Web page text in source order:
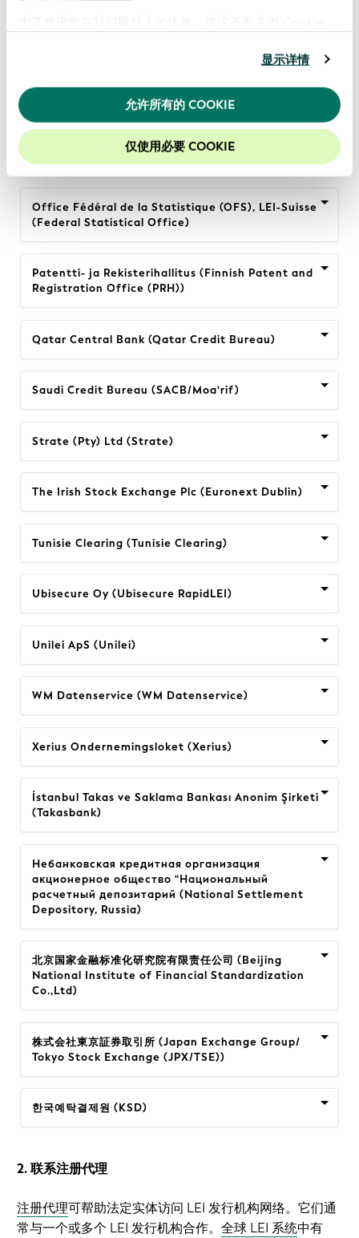
显示详情
允许所有的 COOKIE
仅使用必要 COOKIE
National Securities Depository Limited (National
Securities Depository Limited)
Nordic Legal Entity Identifier AB (NordLEI)
Office Fédéral de la Statistique (OFS), LEI-Suisse
(Federal Statistical Office)
Patentti- ja Rekisterihallitus (Finnish Patent and
Registration Office (PRH))
Qatar Central Bank (Qatar Credit Bureau)
Saudi Credit Bureau (SACB/Moa'rif)
Strate (Pty) Ltd (Strate)
The Irish Stock Exchange Plc (Euronext Dublin)
Tunisie Clearing (Tunisie Clearing)
Ubisecure Oy (Ubisecure RapidLEI)
Unilei ApS (Unilei)
WM Datenservice (WM Datenservice)
Xerius Ondernemingsloket (Xerius)
İstanbul Takas ve Saklama Bankası Anonim Şirketi
(Takasbank)
Небанковская кредитная организация
акционерное общество "Национальный
расчетный депозитарий (National Settlement
Depository, Russia)
北京国家金融标准化研究院有限责任公司 (Beijing
National Institute of Financial Standardization
Co.,Ltd)
株式会社東京証券取引所 (Japan Exchange Group/
Tokyo Stock Exchange (JPX/TSE))
한국예탁결제원 (KSD)
2. 联系注册代理
注册代理可帮助法定实体访问 LEI 发行机构网络。它们通
常与一个或多个 LEI 发行机构合作。 全球 LEI 系统中有